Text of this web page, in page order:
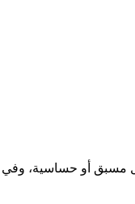
أو حساسية، وفي